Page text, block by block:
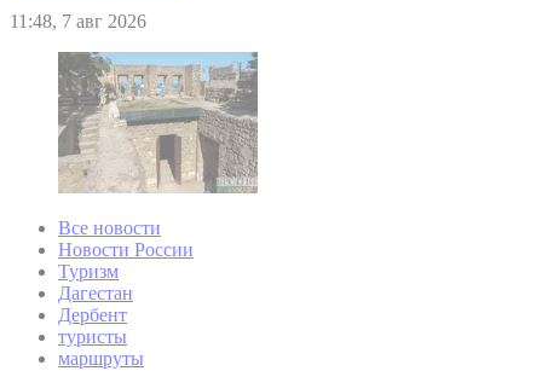
11:48, 7 авг 2026
Все новости
Новости России
Туризм
Дагестан
Дербент
туристы
маршруты